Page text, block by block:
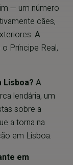
— um número
cães,
A
Príncipe Real,
A
lendária, um
sobre a
a torna na
em Lisboa.
em